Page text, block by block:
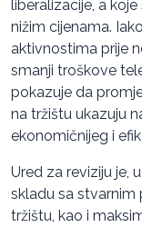
liberalizacije, a
nižim cijenama.
aktivnostima prije
smanji troškove
pokazuje da
na tržištu ukazuju
ekonomičnijeg i
Ured za reviziju je,
skladu sa stvarnim
tržištu, kao i